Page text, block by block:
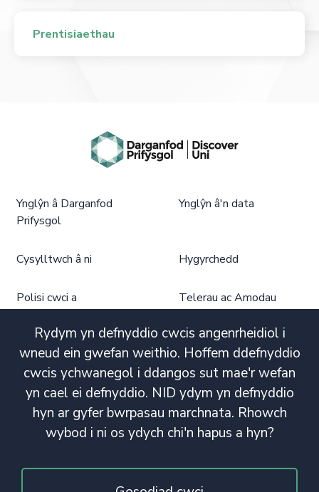
Prentisiaethau
Rydym yn defnyddio cwcis angenrheidiol i
wneud ein gwefan weithio. Hoffem ddefnyddio
cwcis ychwanegol i ddangos sut mae'r wefan
yn cael ei defnyddio. NID ydym yn defnyddio
hyn ar gyfer bwrpasau marchnata. Rhowch
wybod i ni os ydych chi'n hapus a hyn?
Ynglŷn â Darganfod
Prifysgol
Ynglŷn â'n data
Cysylltwch â ni Hygyrchedd
Polisi cwci a
Dargandod Prifysgol
Telerau ac Amodau